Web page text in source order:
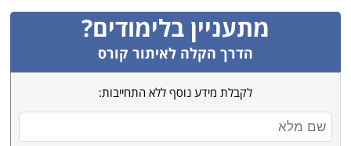
מתעניין בלימודים?
הדרך הקלה לאיתור קורס
לקבלת מידע נוסף ללא התחייבות: